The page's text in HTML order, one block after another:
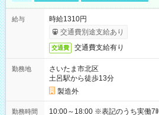
給与
時給1310円
交通費別途支給あり
交通費 交通費支給有り
勤務地
さいたま市北区
土呂駅から徒歩13分
製造外
勤務時間 10:00～18:00 ※表記のうち実